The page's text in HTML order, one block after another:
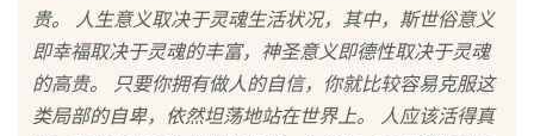
贵。 人生意义取决于灵魂生活状况，其中，斯世俗意义
即幸福取决于灵魂的丰富，神圣意义即德性取决于灵魂
的高贵。 只要你拥有做人的自信，你就比较容易克服这
类局部的自卑，依然坦荡地站在世界上。 人应该活得真